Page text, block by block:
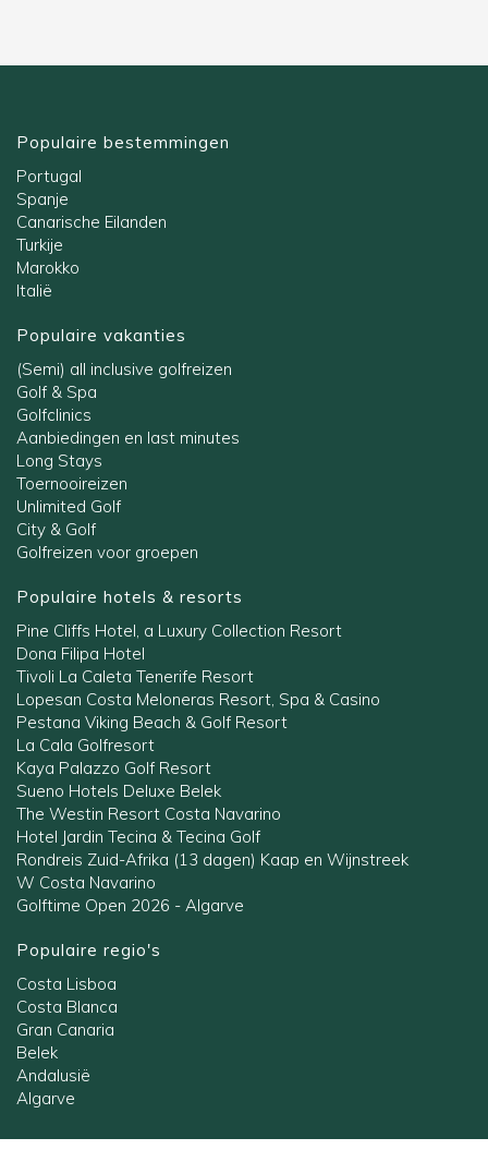
Populaire bestemmingen
Portugal
Spanje
Canarische Eilanden
Turkije
Marokko
Italië
Populaire vakanties
(Semi) all inclusive golfreizen
Golf & Spa
Golfclinics
Aanbiedingen en last minutes
Long Stays
Toernooireizen
Unlimited Golf
City & Golf
Golfreizen voor groepen
Populaire hotels & resorts
Pine Cliffs Hotel, a Luxury Collection Resort
Dona Filipa Hotel
Tivoli La Caleta Tenerife Resort
Lopesan Costa Meloneras Resort, Spa & Casino
Pestana Viking Beach & Golf Resort
La Cala Golfresort
Kaya Palazzo Golf Resort
Sueno Hotels Deluxe Belek
The Westin Resort Costa Navarino
Hotel Jardin Tecina & Tecina Golf
Rondreis Zuid-Afrika (13 dagen) Kaap en Wijnstreek
W Costa Navarino
Golftime Open 2026 - Algarve
Populaire regio's
Costa Lisboa
Costa Blanca
Gran Canaria
Belek
Andalusië
Algarve